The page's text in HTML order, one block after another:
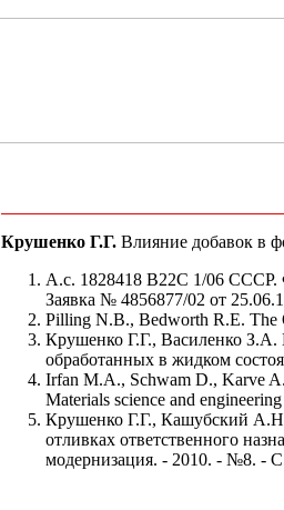
Крушенко Г.Г. Влияние добавок в
А.с. 1828418 В22С 1/06 СССР.
Заявка № 4856877/02 от
Pilling N.B., Bedworth R.E. The
Крушенко Г.Г., Василенко З.А.
обработанных в жидком
Irfan M.A., Schwam D., Karve
Materials science and
Крушенко Г.Г., Кашубский А.Н.
отливках ответственного
модернизация. - 2010. - №8. -